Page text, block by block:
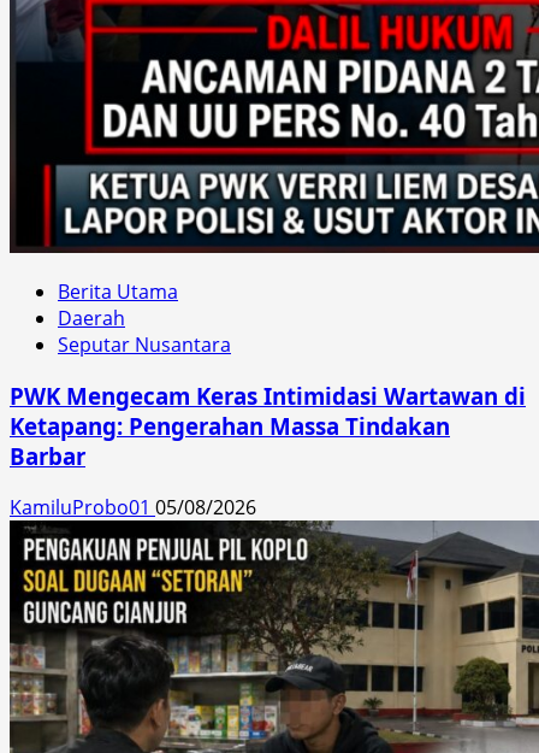
Berita Utama
Daerah
Seputar Nusantara
PWK Mengecam Keras Intimidasi Wartawan di
Ketapang: Pengerahan Massa Tindakan
Barbar
KamiluProbo01 05/08/2026